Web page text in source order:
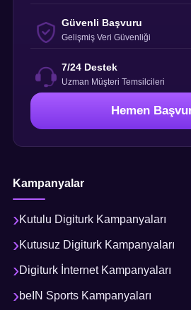
Güvenli Başvuru
Gelişmiş Veri Güvenliği
7/24 Destek
Uzman Müşteri Temsilcileri
Hemen
Kampanyalar
Kutulu Digiturk Kampanyaları
Kutusuz Digiturk Kampanyaları
Digiturk İnternet Kampanyaları
beIN Sports Kampanyaları